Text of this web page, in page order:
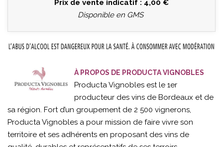
Prix de vente indicatif : 4,00 €
Disponible en GMS
À PROPOS DE PRODUCTA VIGNOBLES
Producta Vignobles est le 1er
producteur des vins de Bordeaux et de
sa région. Fort d’un groupement de 2 500 vignerons,
Producta Vignobles a pour mission de faire vivre son
territoire et ses adhérents en proposant des vins de